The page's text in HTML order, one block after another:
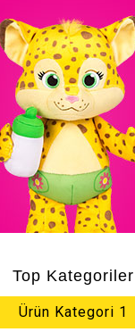
Top Kategoriler
Ürün Kategori 1